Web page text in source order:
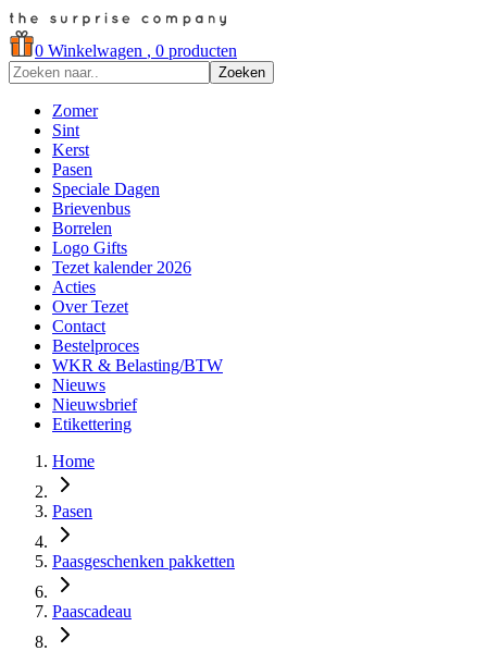
0 Winkelwagen , 0 producten
Zoeken
Zomer
Sint
Kerst
Pasen
Speciale Dagen
Brievenbus
Borrelen
Logo Gifts
Tezet kalender 2026
Acties
Over Tezet
Contact
Bestelproces
WKR & Belasting/BTW
Nieuws
Nieuwsbrief
Etikettering
Home
Pasen
Paasgeschenken pakketten
Paascadeau